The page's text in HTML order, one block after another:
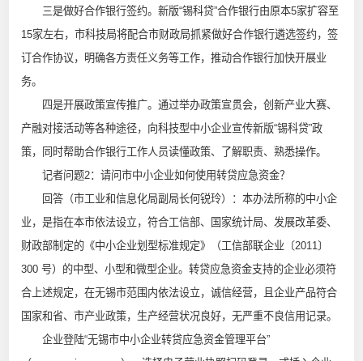
三是做好合作银行签约。新版“锡科贷”合作银行由原本5家扩容至
15家左右，市科技局将配合市财政局抓紧做好合作银行遴选签约，签
订合作协议，明确各方责任义务等工作，推动合作银行加快开展业
务。
四是开展政策宣传推广。通过举办政策宣贯会，创新产业大赛、
产融对接活动等各种途径，向科技型中小企业宣传新版“锡科贷”政
策，
同时帮助合作银行工作人员读懂政策、了解职责、熟悉操作。
记者问题2：请问市中小企业如何使用转贷应急资金？
回答（市工业和信息化局副局长何锐玲）：本办法所称的中小企
业，是指在本市依法设立，符合工信部、国家统计局、发展改革委、
财政部制定的《中小企业划型标准规定》（工信部联企业〔2011〕
300 号）的中型、小型和微型企业。转贷应急资金支持的企业必须符
合上述规定，在无锡市范围内依法设立，诚信经营，且企业产品符合
国家和省、市产业政策，生产经营状况良好，无严重不良信用记录。
企业登陆“无锡市中小企业转贷应急资金管理平台”